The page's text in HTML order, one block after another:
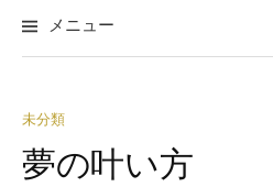
メニュー
未分類
夢の叶い方